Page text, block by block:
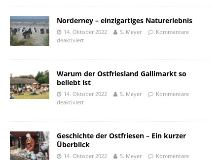
Norderney – einzigartiges Naturerlebnis
14. Oktober 2022 S. Meyer
Kommentare
deaktiviert
Warum der Ostfriesland Gallimarkt so
beliebt ist
14. Oktober 2022 S. Meyer
Kommentare
deaktiviert
Geschichte der Ostfriesen – Ein kurzer
Überblick
14. Oktober 2022 S. Meyer
Kommentare